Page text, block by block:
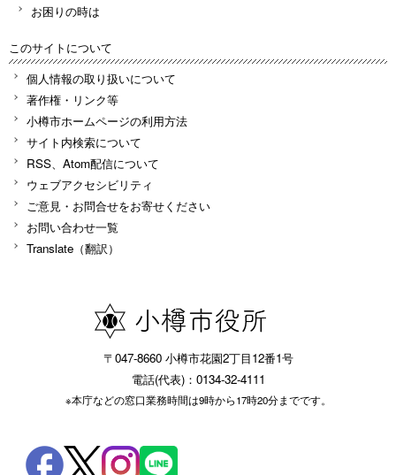
お困りの時は
このサイトについて
個人情報の取り扱いについて
著作権・リンク等
小樽市ホームページの利用方法
サイト内検索について
RSS、Atom配信について
ウェブアクセシビリティ
ご意見・お問合せをお寄せください
お問い合わせ一覧
Translate（翻訳）
〒047-8660 小樽市花園2丁目12番1号
電話(代表)：0134-32-4111
※本庁などの窓口業務時間は9時から17時20分までです。